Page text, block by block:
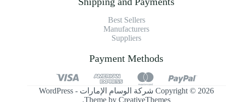
Best Sellers
Manufacturers
Suppliers
Payment Methods
Copyright © 2026 شركة الوسام الإمارات - WordPress
Theme byCreativeThemes
.